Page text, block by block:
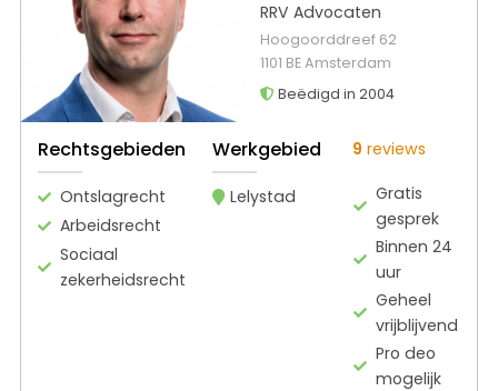
RRV Advocaten
Hoogoorddreef 62
1101 BE Amsterdam
Beëdigd in 2004
Rechtsgebieden
Ontslagrecht
Arbeidsrecht
Sociaal
zekerheidsrecht
Werkgebied
Lelystad
9 reviews
Gratis
gesprek
Binnen 24
uur
Geheel
vrijblijvend
Pro deo
mogelijk